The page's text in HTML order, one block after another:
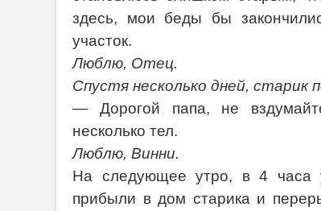
здесь, мои беды бы
участок.
Люблю, Отец.
Спустя несколько дней, старик
— Дорогой папа, не
несколько тел.
Люблю, Винни.
На следующее утро, в 4 часа
прибыли в дом старика и